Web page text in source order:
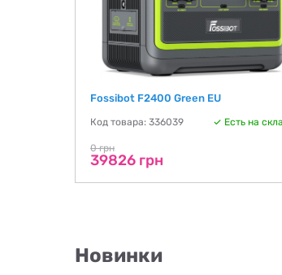
Fossibot F2400 Green EU
Код товара: 336039 Есть на
0 грн
39826 грн
Новинки